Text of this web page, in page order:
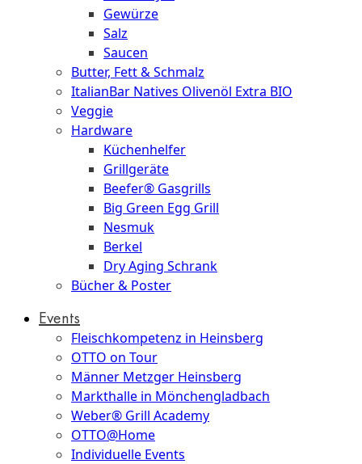
Gewürze
Salz
Saucen
Butter, Fett & Schmalz
ItalianBar Natives Olivenöl Extra BIO
Veggie
Hardware
Küchenhelfer
Grillgeräte
Beefer® Gasgrills
Big Green Egg Grill
Nesmuk
Berkel
Dry Aging Schrank
Bücher & Poster
Events
Fleischkompetenz in Heinsberg
OTTO on Tour
Männer Metzger Heinsberg
Markthalle in Mönchengladbach
Weber® Grill Academy
OTTO@Home
Individuelle Events